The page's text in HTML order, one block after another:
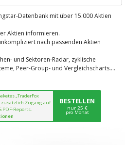
Datenbank mit über 15.000 Aktien
Aktien informieren.
nach passenden Aktien
und Sektoren-Radar, zyklische
Peer-Group- und Vergleichscharts....
„TraderFox
zusätzlich Zugang auf
PDF-Reports.
BESTELLEN
nur 25 €
pro Monat